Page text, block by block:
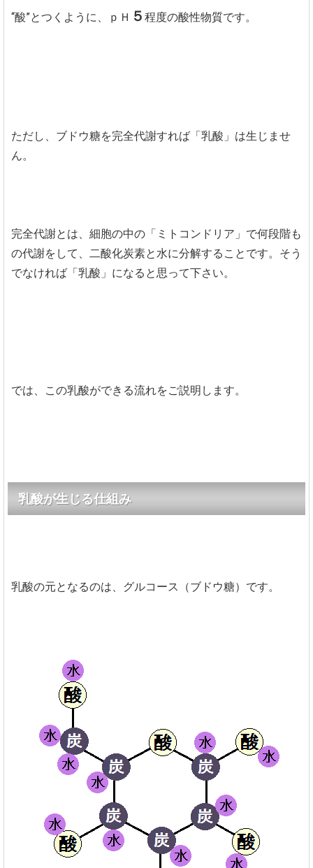
“酸”とつくように、ｐＨ ５ 程度の酸性物質です。
ただし、ブドウ糖を完全代謝すれば「乳酸」は生じませ
ん。
完全代謝とは、細胞の中の「ミトコンドリア」で何段階も
の代謝をして、二酸化炭素と水に分解することです。そう
でなければ「乳酸」になると思って下さい。
では、この乳酸ができる流れをご説明します。
乳酸が生じる仕組み
乳酸の元となるのは、グルコース（ブドウ糖）です。